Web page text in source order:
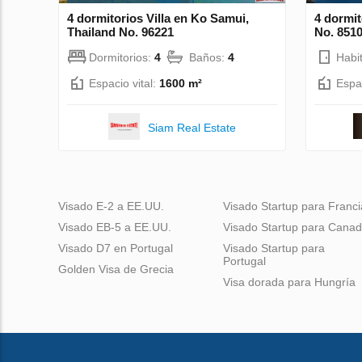
4 dormitorios Villa en Ko Samui,
Thailand No. 96221
Dormitorios: 4 Baños: 4
Espacio vital: 1600 m²
Siam Real Estate
4
No.
Visado E-2 a EE.UU.
Visado EB-5 a EE.UU.
Visado D7 en Portugal
Golden Visa de Grecia
Visado Startup para
Visado Startup para
Visado Startup para
Portugal
Visa dorada para Hungría